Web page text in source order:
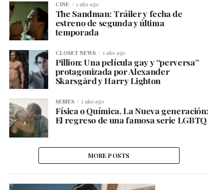
CINE 1 año ago
The Sandman: Tráiler y fecha de
estreno de segunda y última
temporada
CLOSET NEWS 1 año ago
Pillion: Una película gay y “perversa”
protagonizada por Alexander
Skarsgård y Harry Lighton
SERIES 1 año ago
Física o Química. La Nueva generación:
El regreso de una famosa serie LGBTQ
MORE POSTS